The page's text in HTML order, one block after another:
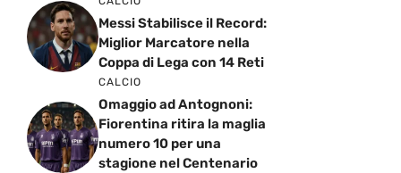
Messi Stabilisce il Record:
Miglior Marcatore nella
Coppa di Lega con 14 Reti
CALCIO
Omaggio ad Antognoni:
Fiorentina ritira la maglia
numero 10 per una
stagione nel Centenario